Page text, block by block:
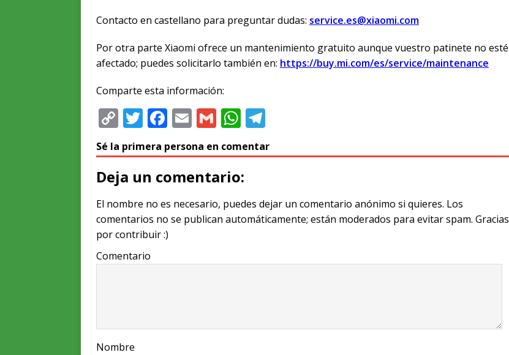
Contacto en castellano para preguntar dudas: service.es@xiaomi.com
Por otra parte Xiaomi ofrece un mantenimiento gratuito aunque vuestro patinete no esté
afectado; puedes solicitarlo también en: https://buy.mi.com/es/service/maintenance
Comparte esta información:
C
o
p
y
Li
n
k
T
w
it
te
r
F
a
c
e
b
o
o
E
m
ai
l
G
m
ai
l
W
h
at
s
A
p
el
e
ra
m
Sé la primera persona en comentar
Deja un comentario:
El nombre no es necesario, puedes dejar un comentario anónimo si quieres. Los
comentarios no se publican automáticamente; están moderados para evitar spam. Gracias
por contribuir :)
Comentario
Nombre